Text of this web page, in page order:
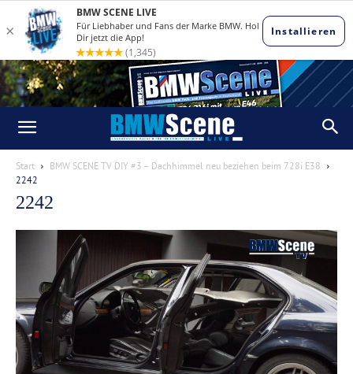
Start
BMW SCENE TV DIY #3 – Dachhimmel neu beziehen beim 728i E38
2242
2242